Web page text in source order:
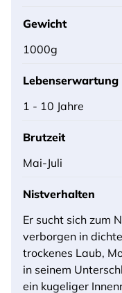
Gewicht
1000g
Lebenserwartung
1 - 10 Jahre
Brutzeit
Mai-Juli
Nistverhalten
Er sucht sich zum
verborgen in
trockenes Laub,
in seinem
ein kugeliger